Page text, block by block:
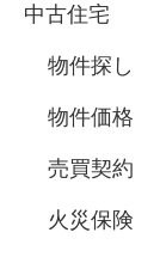
中古住宅
物件探し
物件価格
売買契約
火災保険